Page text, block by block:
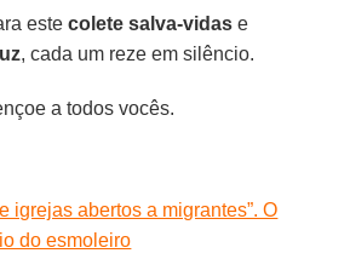
estecolete salva-vidas e
, cada um reze em silêncio.
a todos vocês.
igrejas abertos a migrantes”. O
do esmoleiro